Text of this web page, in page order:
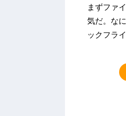
まずファ
気だ。な
ックフラ